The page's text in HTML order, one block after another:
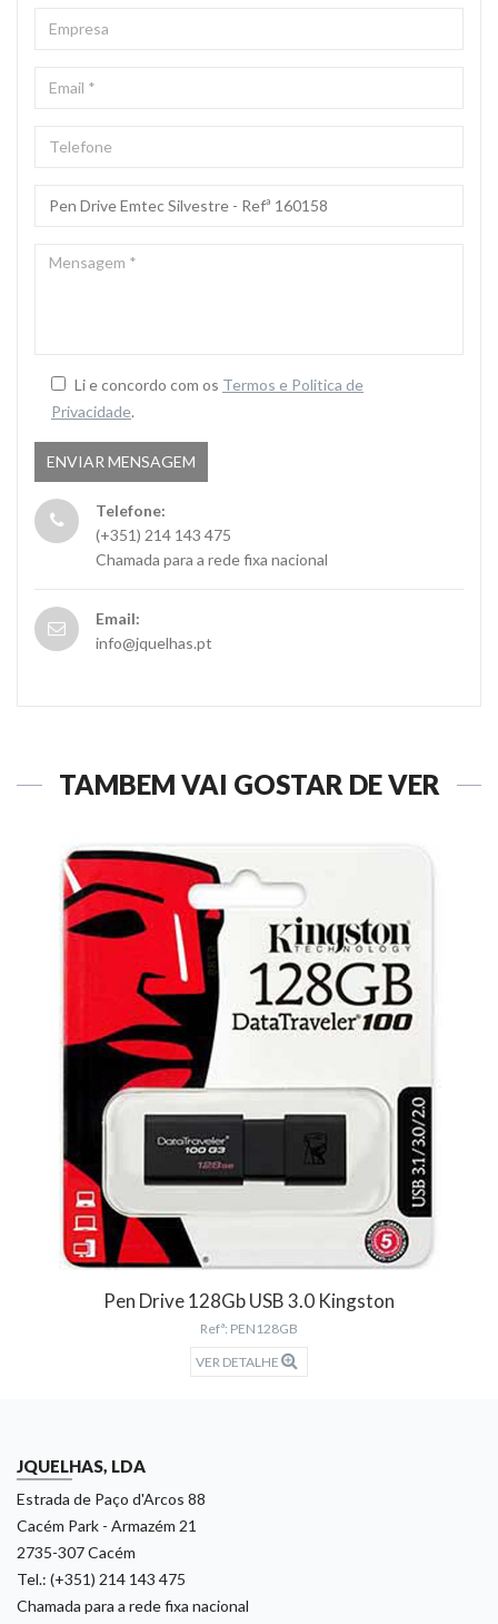
Li e concordo com os Termos e Politica de
Privacidade.
Telefone:
(+351) 214 143 475
Chamada para a rede fixa nacional
Email:
info@jquelhas.pt
TAMBÉM VAI GOSTAR DE VER
Pen Drive 128Gb USB 3.0 Kingston
Refª: PEN128GB
VER DETALHE
JQUELHAS, LDA
Estrada de Paço d'Arcos 88
Cacém Park - Armazém 21
2735-307 Cacém
Tel.: (+351) 214 143 475
Chamada para a rede fixa nacional